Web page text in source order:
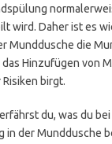
wird. Daher ist es
Munddusche die
Hinzufügen von
birgt.
du, was du
in der Munddusche